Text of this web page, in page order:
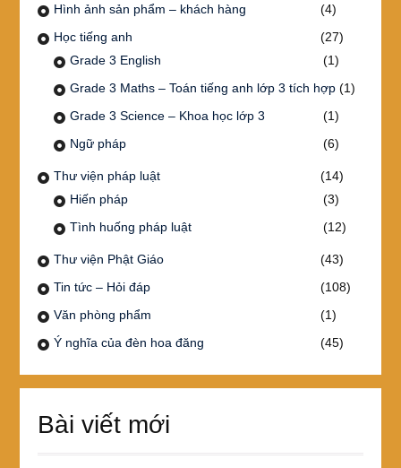
Hình ảnh sản phẩm – khách hàng
(4)
Học tiếng anh
(27)
Grade 3 English
(1)
Grade 3 Maths – Toán tiếng anh lớp 3 tích hợp(1)
Grade 3 Science – Khoa học lớp 3
(1)
Ngữ pháp
(6)
Thư viện pháp luật
(14)
Hiến pháp
(3)
Tình huống pháp luật
(12)
Thư viện Phật Giáo
(43)
Tin tức – Hỏi đáp
(108)
Văn phòng phẩm
(1)
Ý nghĩa của đèn hoa đăng
(45)
Bài viết mới